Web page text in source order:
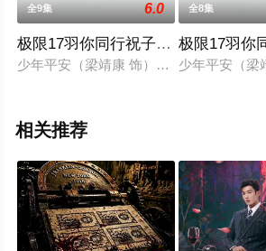
全9集 6.0
极限17羽你同行祝子杰定制版
少年平安（梁靖康 饰）患有自闭症，因
全8集
极限17羽你
少年平安（梁
相关推荐